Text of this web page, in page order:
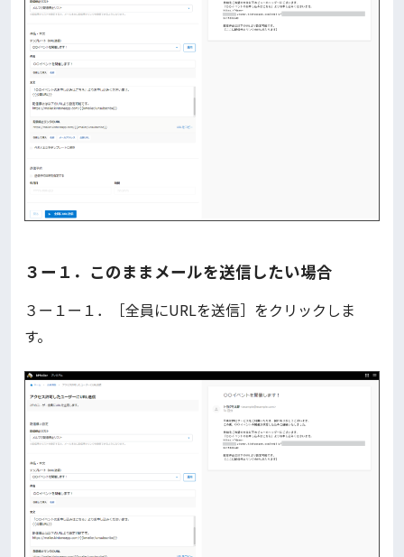
３ー１．このままメールを送信したい場合
３ー１ー１．［全員にURLを送信］をクリックしま
す。